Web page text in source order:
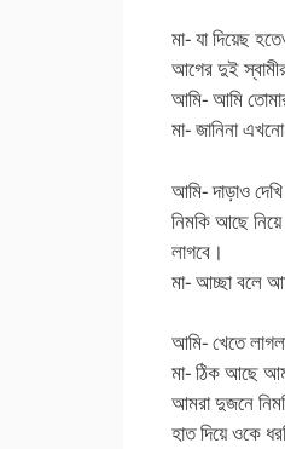
মা- যা দিয়েছ
আগের দুই
আমি- আমি
মা- জানিনা
আমি- দাড়াও
নিমকি আছে
লাগবে।
মা- আচ্ছা বলে
আমি- খেতে
মা- ঠিক আছে
আমরা দুজনে
হাত দিয়ে ওকে